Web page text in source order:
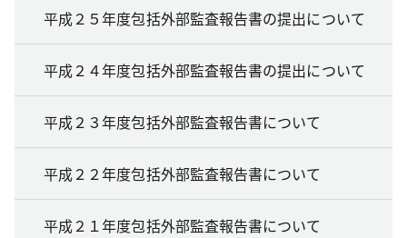
平成２５年度包括外部監査報告書の提出について
平成２４年度包括外部監査報告書の提出について
平成２３年度包括外部監査報告書について
平成２２年度包括外部監査報告書について
平成２１年度包括外部監査報告書について